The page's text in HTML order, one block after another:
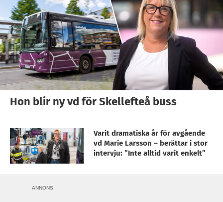
Hon blir ny vd för Skellefteå buss
Varit dramatiska år för avgående
vd Marie Larsson – berättar i stor
intervju: ”Inte alltid varit enkelt”
ANNONS